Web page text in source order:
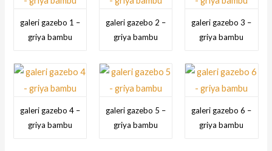
galeri gazebo 1 –
griya bambu
galeri gazebo 2 –
griya bambu
galeri gazebo 3 –
griya bambu
galeri gazebo 4 –
griya bambu
galeri gazebo 5 –
griya bambu
galeri gazebo 6 –
griya bambu